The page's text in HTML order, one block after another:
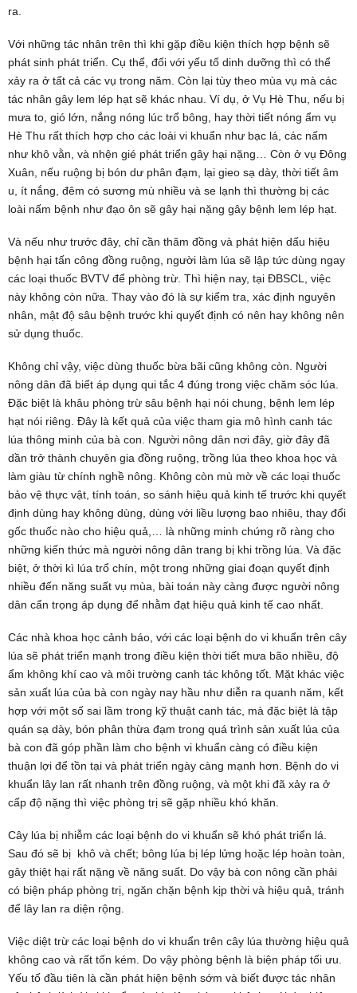
ra.
Với những tác nhân trên thì khi gặp điều kiện thích hợp bệnh sẽ
phát sinh phát triển. Cụ thể, đối với yếu tố dinh dưỡng thì có thể
xảy ra ở tất cả các vụ trong năm. Còn lại tùy theo mùa vụ mà các
tác nhân gây lem lép hạt sẽ khác nhau. Ví dụ, ở Vụ Hè Thu, nếu bị
mưa to, gió lớn, nắng nóng lúc trổ bông, hay thời tiết nóng ẩm vụ
Hè Thu rất thích hợp cho các loài vi khuẩn như bạc lá, các nấm
như khô vằn, và nhện gié phát triển gây hại nặng… Còn ở vụ Đông
Xuân, nếu ruộng bị bón dư phân đạm, lại gieo sạ dày, thời tiết âm
u, ít nắng, đêm có sương mù nhiều và se lạnh thì thường bị các
loài nấm bệnh như đạo ôn sẽ gây hại nặng gây bệnh lem lép hạt.
Và nếu như trước đây, chỉ cần thăm đồng và phát hiện dấu hiệu
bệnh hại tấn công đồng ruộng, người làm lúa sẽ lập tức dùng ngay
các loại thuốc BVTV để phòng trừ. Thì hiện nay, tại ĐBSCL, việc
này không còn nữa. Thay vào đó là sự kiểm tra, xác định nguyên
nhân, mật độ sâu bệnh trước khi quyết định có nên hay không nên
sử dụng thuốc.
Không chỉ vậy, việc dùng thuốc bừa bãi cũng không còn. Người
nông dân đã biết áp dụng qui tắc 4 đúng trong việc chăm sóc lúa.
Đặc biệt là khâu phòng trừ sâu bệnh hại nói chung, bệnh lem lép
hạt nói riêng. Đây là kết quả của việc tham gia mô hình canh tác
lúa thông minh của bà con. Người nông dân nơi đây, giờ đây đã
dần trở thành chuyên gia đồng ruộng, trồng lúa theo khoa học và
làm giàu từ chính nghề nông. Không còn mù mờ về các loại thuốc
bảo vệ thực vật, tính toán, so sánh hiệu quả kinh tế trước khi quyết
định dùng hay không dùng, dùng với liều lượng bao nhiêu, thay đổi
gốc thuốc nào cho hiệu quả,… là những minh chứng rõ ràng cho
những kiến thức mà người nông dân trang bị khi trồng lúa. Và đặc
biệt, ở thời kì lúa trổ chín, một trong những giai đoạn quyết định
nhiều đến năng suất vụ mùa, bài toán này càng được người nông
dân cẩn trọng áp dụng để nhằm đạt hiệu quả kinh tế cao nhất.
Các nhà khoa học cảnh báo, với các loại bệnh do vi khuẩn trên cây
lúa sẽ phát triển mạnh trong điều kiện thời tiết mưa bão nhiều, độ
ẩm không khí cao và môi trường canh tác không tốt. Mặt khác việc
sản xuất lúa của bà con ngày nay hầu như diễn ra quanh năm, kết
hợp với một số sai lầm trong kỹ thuật canh tác, mà đặc biệt là tập
quán sạ dày, bón phân thừa đạm trong quá trình sản xuất lúa của
bà con đã góp phần làm cho bệnh vi khuẩn càng có điều kiện
thuận lợi để tồn tại và phát triển ngày càng mạnh hơn. Bệnh do vi
khuẩn lây lan rất nhanh trên đồng ruộng, và một khi đã xảy ra ở
cấp độ nặng thì việc phòng trị sẽ gặp nhiều khó khăn.
Cây lúa bị nhiễm các loại bệnh do vi khuẩn sẽ khó phát triển lá.
Sau đó sẽ bị khô và chết; bông lúa bị lép lửng hoặc lép hoàn toàn,
gây thiệt hại rất nặng về năng suất. Do vậy bà con nông cần phải
có biện pháp phòng trị, ngăn chặn bệnh kịp thời và hiệu quả, tránh
để lây lan ra diện rộng.
Việc diệt trừ các loại bệnh do vi khuẩn trên cây lúa thường hiệu quả
không cao và rất tốn kém. Do vậy phòng bệnh là biện pháp tối ưu.
Yếu tố đầu tiên là cần phát hiện bệnh sớm và biết được tác nhân